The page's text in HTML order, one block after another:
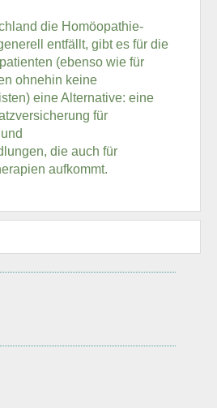
die Homöopathie-
entfällt, gibt es für die
(ebenso wie für
ohnehin keine
eine Alternative: eine
für
die auch für
aufkommt.